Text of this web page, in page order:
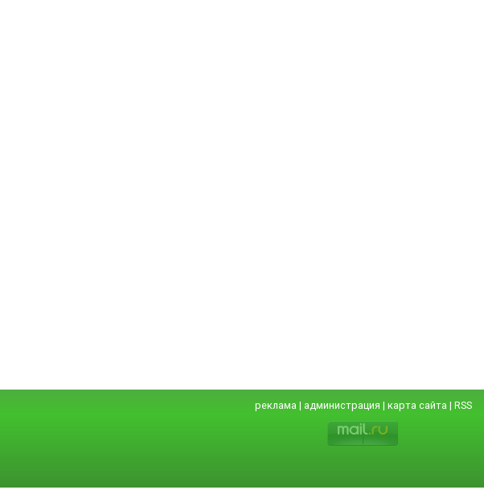
реклама | администрация | карта сайта | RSS